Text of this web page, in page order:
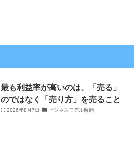
最も利益率が高いのは、「売る」
のではなく「売り方」を売ること
2026年8月7日 ビジネスモデル解剖